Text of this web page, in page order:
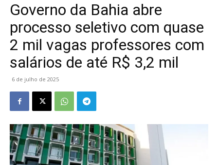
Governo da Bahia abre
processo seletivo com quase
2 mil vagas professores com
salários de até R$ 3,2 mil
6 de julho de 2025